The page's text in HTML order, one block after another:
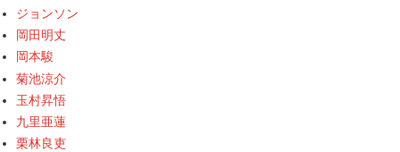
ジョンソン
岡田明丈
岡本駿
菊池涼介
玉村昇悟
九里亜蓮
栗林良吏